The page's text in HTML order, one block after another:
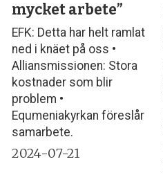
mycket arbete”
EFK: Detta har helt ramlat
ned i knäet på oss •
Alliansmissionen: Stora
kostnader som blir
problem •
Equmeniakyrkan föreslår
samarbete.
2024-07-21